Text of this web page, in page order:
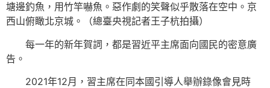
塘邊釣魚，用竹竿嚇魚。惡作劇的笑聲似乎散落在空中。京
西山俯瞰北京城。（總臺央視記者王子杭拍攝）
每一年的新年賀詞，都是習近平主席面向國民的密意廣
告。
2021年12月，習主席在同本國引導人舉辦錄像會見時